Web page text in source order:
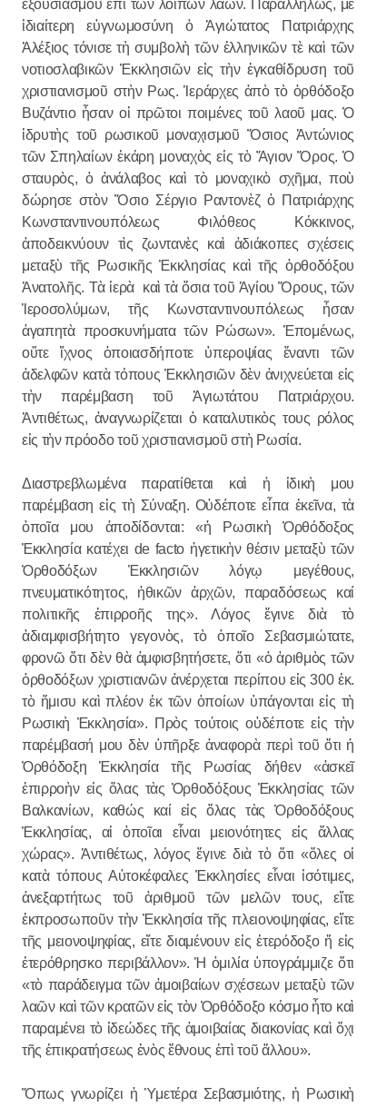
ἐξουσιασμοῦ ἐπὶ τῶν λοιπῶν λαῶν. Παραλλήλως, μὲ
ἰδιαίτερη εὐγνωμοσύνη ὁ Ἁγιώτατος Πατριάρχης
Ἀλέξιος τόνισε τὴ συμβολὴ τῶν ἑλληνικῶν τὲ καὶ τῶν
νοτιοσλαβικῶν Ἐκκλησιῶν εἰς τὴν ἐγκαθίδρυση τοῦ
χριστιανισμοῦ στὴν Ρως. Ἱεράρχες ἀπὸ τὸ ὀρθόδοξο
Βυζάντιο ἦσαν οἱ πρῶτοι ποιμένες τοῦ λαοῦ μας. Ὁ
ἱδρυτὴς τοῦ ρωσικοῦ μοναχισμοῦ Ὅσιος Ἀντώνιος
τῶν Σπηλαίων ἐκάρη μοναχὸς εἰς τὸ Ἅγιον Ὄρος. Ὁ
σταυρὸς, ὁ ἀνάλαβος καὶ τὸ μοναχικὸ σχῆμα, ποὺ
δώρησε στὸν Ὅσιο Σέργιο Ραντονὲζ ὁ Πατριάρχης
Κωνσταντινουπόλεως Φιλόθεος Κόκκινος,
ἀποδεικνύουν τὶς ζωντανὲς καὶ ἀδιάκοπες σχέσεις
μεταξὺ τῆς Ρωσικῆς Ἐκκλησίας καὶ τῆς ὀρθοδόξου
Ἀνατολῆς. Τὰ ἱερὰ καὶ τὰ ὅσια τοῦ Ἁγίου Ὄρους, τῶν
Ἱεροσολύμων, τῆς Κωνσταντινουπόλεως ἦσαν
ἀγαπητὰ προσκυνήματα τῶν Ρώσων». Ἑπομένως,
οὔτε ἴχνος ὁποιασδήποτε ὑπεροψίας ἔναντι τῶν
ἀδελφῶν κατὰ τόπους Ἐκκλησιῶν δὲν ἀνιχνεύεται εἰς
τὴν παρέμβαση τοῦ Ἁγιωτάτου Πατριάρχου.
Ἀντιθέτως, ἀναγνωρίζεται ὁ καταλυτικὸς τους ρόλος
εἰς τὴν πρόοδο τοῦ χριστιανισμοῦ στὴ Ρωσία.
Διαστρεβλωμένα παρατίθεται καὶ ἡ ἰδικὴ μου
παρέμβαση εἰς τὴ Σύναξη. Οὐδέποτε εἶπα ἐκεῖνα, τὰ
ὁποῖα μου ἀποδίδονται: «ἡ Ρωσικὴ Ὀρθόδοξος
Ἐκκλησία κατέχει de facto ἡγετικὴν θέσιν μεταξὺ τῶν
Ὀρθοδόξων Ἐκκλησιῶν λόγῳ μεγέθους,
πνευματικότητος, ἠθικῶν ἀρχῶν, παραδόσεως καί
πολιτικῆς ἐπιρροῆς της». Λόγος ἔγινε διὰ τὸ
ἀδιαμφισβήτητο γεγονὸς, τὸ ὁποῖο Σεβασμιώτατε,
φρονῶ ὅτι δὲν θὰ ἀμφισβητήσετε, ὅτι «ὁ ἀριθμὸς τῶν
ὀρθοδόξων χριστιανῶν ἀνέρχεται περίπου εἰς 300 ἑκ.
τὸ ἥμισυ καὶ πλέον ἐκ τῶν ὁποίων ὑπάγονται εἰς τὴ
Ρωσικὴ Ἐκκλησία». Πρὸς τούτοις οὐδέποτε εἰς τὴν
παρέμβασή μου δὲν ὑπῆρξε ἀναφορὰ περὶ τοῦ ὅτι ἡ
Ὀρθόδοξη Ἐκκλησία τῆς Ρωσίας δήθεν «ἀσκεῖ
ἐπιρροὴν εἰς ὅλας τὰς Ὀρθοδόξους Ἐκκλησίας τῶν
Βαλκανίων, καθώς καί εἰς ὅλας τὰς Ὀρθοδόξους
Ἐκκλησίας, αἱ ὁποῖαι εἶναι μειονότητες εἰς ἄλλας
χώρας». Ἀντιθέτως, λόγος ἔγινε διὰ τὸ ὅτι «ὅλες οἱ
κατὰ τόπους Αὐτοκέφαλες Ἐκκλησίες εἶναι ἰσότιμες,
ἀνεξαρτήτως τοῦ ἀριθμοῦ τῶν μελῶν τους, εἴτε
ἐκπροσωποῦν τὴν Ἐκκλησία τῆς πλειονοψηφίας, εἴτε
τῆς μειονοψηφίας, εἴτε διαμένουν εἰς ἑτερόδοξο ἤ εἰς
ἑτερόθρησκο περιβάλλον». Ἡ ὁμιλία ὑπογράμμιζε ὅτι
«τὸ παράδειγμα τῶν ἀμοιβαίων σχέσεων μεταξὺ τῶν
λαῶν καὶ τῶν κρατῶν εἰς τὸν Ὀρθόδοξο κόσμο ἦτο καὶ
παραμένει τὸ ἰδεώδες τῆς ἀμοιβαίας διακονίας καὶ ὄχι
τῆς ἐπικρατήσεως ἑνὸς ἔθνους ἐπὶ τοῦ ἄλλου».
Ὅπως γνωρίζει ἡ Ὑμετέρα Σεβασμιότης, ἡ Ρωσικὴ